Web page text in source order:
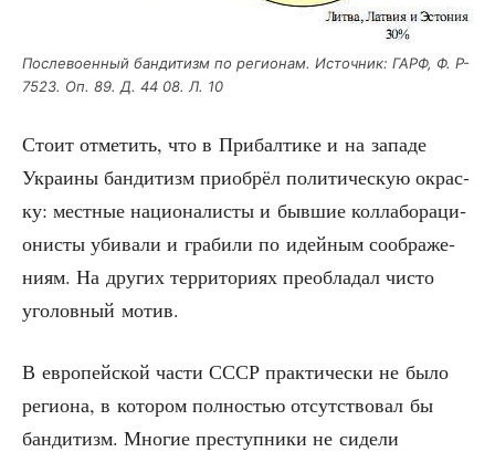
После­во­ен­ный бан­ди­тизм по реги­о­нам. Источ­ник: ГАРФ, Ф. Р-
7523. Оп. 89. Д. 44 08. Л. 10
Сто­ит отме­тить, что в При­бал­ти­ке и на запа­де
Укра­и­ны бан­ди­тизм при­об­рёл поли­ти­че­скую окрас­
ку: мест­ные наци­о­на­ли­сты и быв­шие кол­ла­бо­ра­ци­
о­ни­сты уби­ва­ли и гра­би­ли по идей­ным сооб­ра­же­
ни­ям. На дру­гих тер­ри­то­ри­ях пре­об­ла­дал чисто
уго­лов­ный мотив.
В евро­пей­ской части СССР прак­ти­че­ски не было
реги­о­на, в кото­ром пол­но­стью отсут­ство­вал бы
бан­ди­тизм. Мно­гие пре­ступ­ни­ки не сиде­ли